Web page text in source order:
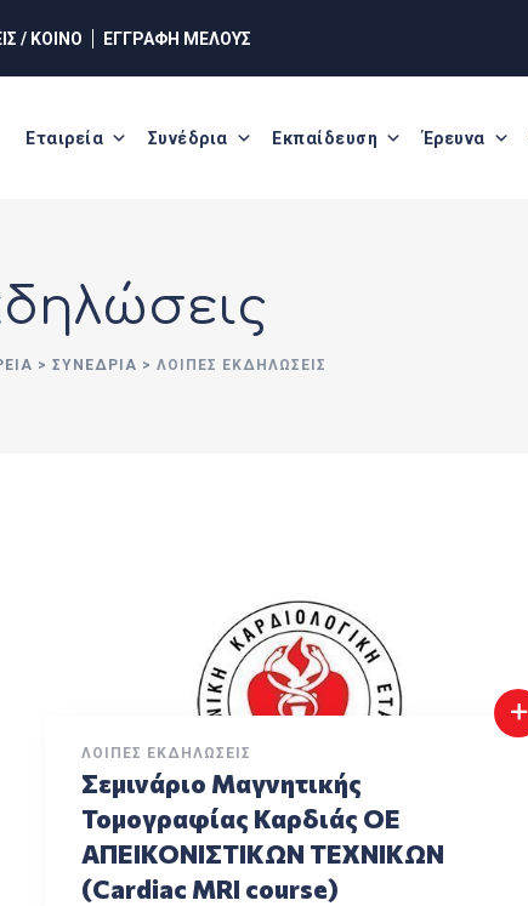
/ ΚΟΙΝΟ ΕΓΓΡΑΦΗ ΜΕΛΟΥΣ
Εταιρεία Συνέδρια Εκπαίδευση Έρευνα
> ΣΥΝΈΔΡΙΑ > ΛΟΙΠΈΣ ΕΚΔΗΛΏΣΕΙΣ
ΛΟΙΠΈΣ ΕΚΔΗΛΏΣΕΙΣ
Σεμινάριο Μαγνητικής
Τομογραφίας Καρδιάς ΟΕ
ΑΠΕΙΚΟΝΙΣΤΙΚΩΝ ΤΕΧΝΙΚΩΝ
(Cardiac MRI course)